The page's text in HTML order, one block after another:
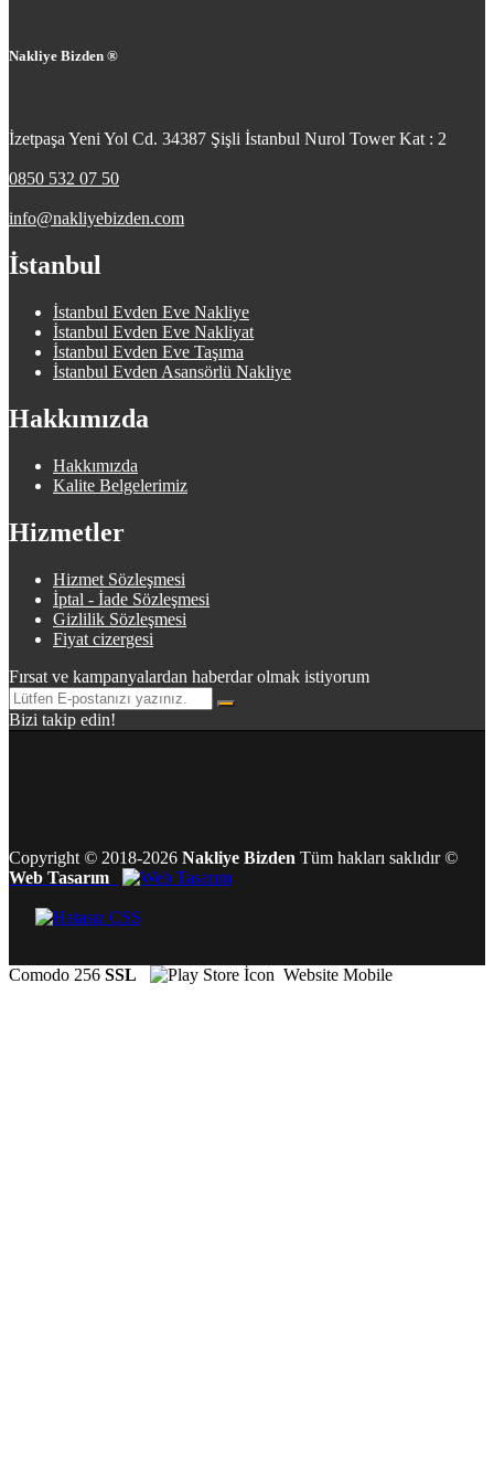
Nakliye Bizden ®
İzetpaşa Yeni Yol Cd. 34387 Şişli İstanbul Nurol Tower Kat : 2
0850 532 07 50
info@nakliyebizden.com
İstanbul
İstanbul Evden Eve Nakliye
İstanbul Evden Eve Nakliyat
İstanbul Evden Eve Taşıma
İstanbul Evden Asansörlü Nakliye
Hakkımızda
Hakkımızda
Kalite Belgelerimiz
Hizmetler
Hizmet Sözleşmesi
İptal - İade Sözleşmesi
Gizlilik Sözleşmesi
Fiyat cizergesi
Fırsat ve kampanyalardan haberdar olmak istiyorum
Bizi takip edin!
Copyright © 2018-2026 Nakliye Bizden Tüm hakları saklıdır ©
Web Tasarım
Comodo 256 SSL Website Mobile